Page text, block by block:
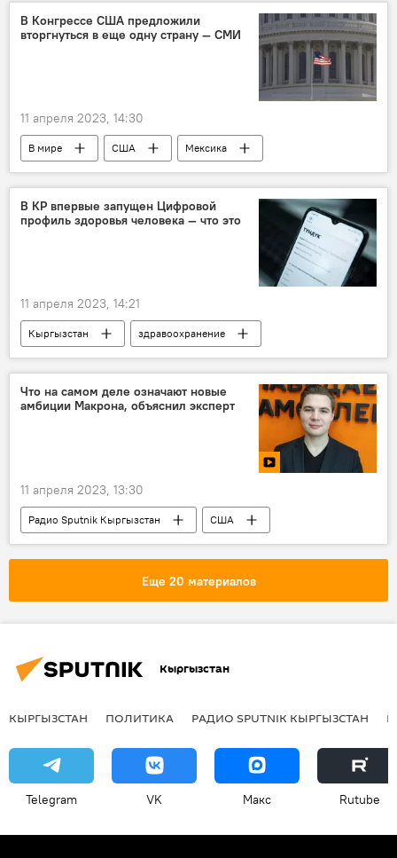
Новости Киргизии
В Конгрессе США предложили
вторгнуться в еще одну страну — СМИ
11 апреля 2023, 14:30
В мире США
Мексика
вторжение
СМИ
публикация
Джо Байден
В КР впервые запущен Цифровой
профиль здоровья человека — что это
11 апреля 2023, 14:21
Кыргызстан
здравоохранение
профиль
медицина
Что на самом деле означают новые
амбиции Макрона, объяснил эксперт
11 апреля 2023, 13:30
Радио Sputnik Кыргызстан
США
В мире
Франция
Китай
зависимость
Еще 20 материалов
Кыргызстан
КЫРГЫЗСТАН ПОЛИТИКА РАДИО SPUTNIK КЫРГЫЗСТАН
Telegram VK Макс Rutube